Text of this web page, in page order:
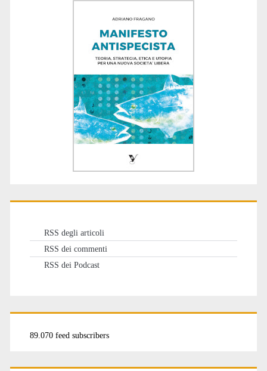
RSS degli articoli
RSS dei commenti
RSS dei Podcast
89.070 feed subscribers